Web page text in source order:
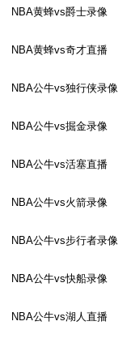
NBA黄蜂vs爵士录像
NBA黄蜂vs奇才直播
NBA公牛vs独行侠录像
NBA公牛vs掘金录像
NBA公牛vs活塞直播
NBA公牛vs火箭录像
NBA公牛vs步行者录像
NBA公牛vs快船录像
NBA公牛vs湖人直播